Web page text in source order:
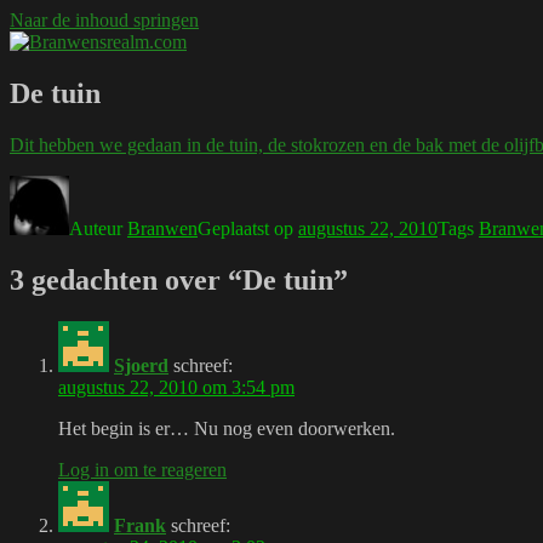
Naar de inhoud springen
De tuin
Dit hebben we gedaan in de tuin, de stokrozen en de bak met de
AuteurBranwenGeplaatst op augustus 22, 2010Tags
3 gedachten over “De tuin”
Sjoerd schreef:
augustus 22, 2010 om 3:54 pm
Het begin is er… Nu nog even doorwerken.
Log in om te reageren
Frank schreef: